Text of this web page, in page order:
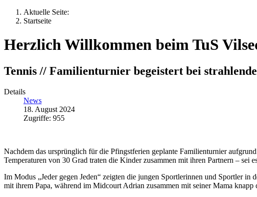
Aktuelle Seite:
Startseite
Herzlich Willkommen beim TuS
Tennis // Familienturnier begeistert bei
Details
News
18. August 2024
Zugriffe: 955
Nachdem das ursprünglich für die Pfingstferien geplante Familienturnier
Temperaturen von 30 Grad traten die Kinder zusammen mit ihren Partnern –
Im Modus „Jeder gegen Jeden“ zeigten die jungen Sportlerinnen und Sportler
mit ihrem Papa, während im Midcourt Adrian zusammen mit seiner Mama